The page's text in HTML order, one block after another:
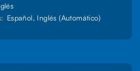
Español, Inglés (Automático)